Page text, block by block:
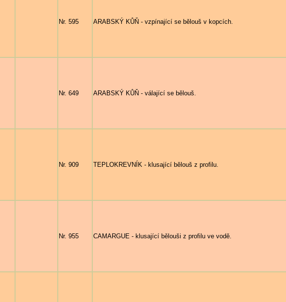
Nr. 595 ARABSKÝ KŮŇ - vzpínající se bělouš v kopcích.
Nr. 649 ARABSKÝ KŮŇ - válající se bělouš.
Nr. 909 TEPLOKREVNÍK - klusající bělouš z profilu.
Nr. 955 CAMARGUE - klusající bělouši z profilu ve vodě.